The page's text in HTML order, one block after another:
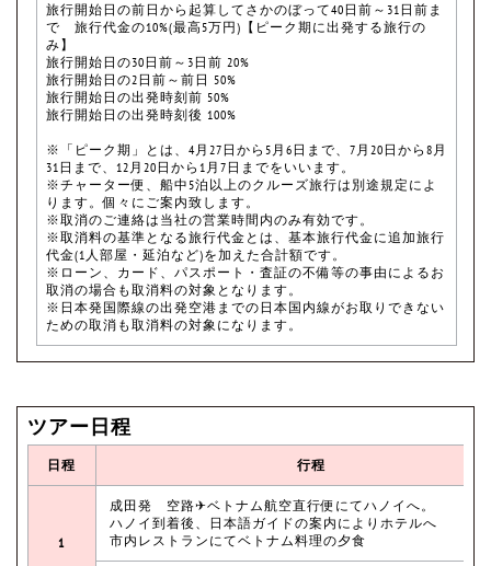
旅行開始日の前日から起算してさかのぼって40日前～31日前ま
で 旅行代金の10%(最高5万円)【ピーク期に出発する旅行の
み】
旅行開始日の30日前～3日前 20%
旅行開始日の2日前～前日 50%
旅行開始日の出発時刻前 50%
旅行開始日の出発時刻後 100%
※「ピーク期」とは、4月27日から5月6日まで、7月20日から8月
31日まで、12月20日から1月7日までをいいます。
※チャーター便、船中5泊以上のクルーズ旅行は別途規定によ
ります。個々にご案内致します。
※取消のご連絡は当社の営業時間内のみ有効です。
※取消料の基準となる旅行代金とは、基本旅行代金に追加旅行
代金(1人部屋・延泊など)を加えた合計額です。
※ローン、カード、パスポート・査証の不備等の事由によるお
取消の場合も取消料の対象となります。
※日本発国際線の出発空港までの日本国内線がお取りできない
ための取消も取消料の対象になります。
ツアー日程
日程 行程
1
成田発 空路✈ベトナム航空直行便にてハノイへ。
ハノイ到着後、日本語ガイドの案内によりホテルへ
市内レストランにてベトナム料理の夕食